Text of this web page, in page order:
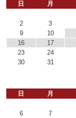
日
月
2
3
9
10
16
17
23
24
30
31
日
月
6
7